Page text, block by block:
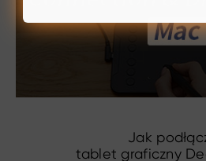
Jak
tablet graficzny